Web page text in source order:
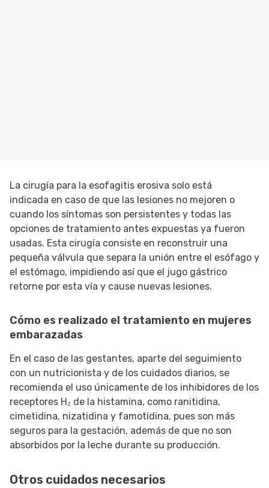
La cirugía para la esofagitis erosiva solo está
indicada en caso de que las lesiones no mejoren o
cuando los síntomas son persistentes y todas las
opciones de tratamiento antes expuestas ya fueron
usadas. Esta cirugía consiste en reconstruir una
pequeña válvula que separa la unión entre el esófago y
el estómago, impidiendo así que el jugo gástrico
retorne por esta vía y cause nuevas lesiones.
Cómo es realizado el tratamiento en mujeres
embarazadas
En el caso de las gestantes, aparte del seguimiento
con un nutricionista y de los cuidados diarios, se
recomienda el uso únicamente de los inhibidores de los
receptores H₂ de la histamina, como ranitidina,
cimetidina, nizatidina y famotidina, pues son más
seguros para la gestación, además de que no son
absorbidos por la leche durante su producción.
Otros cuidados necesarios